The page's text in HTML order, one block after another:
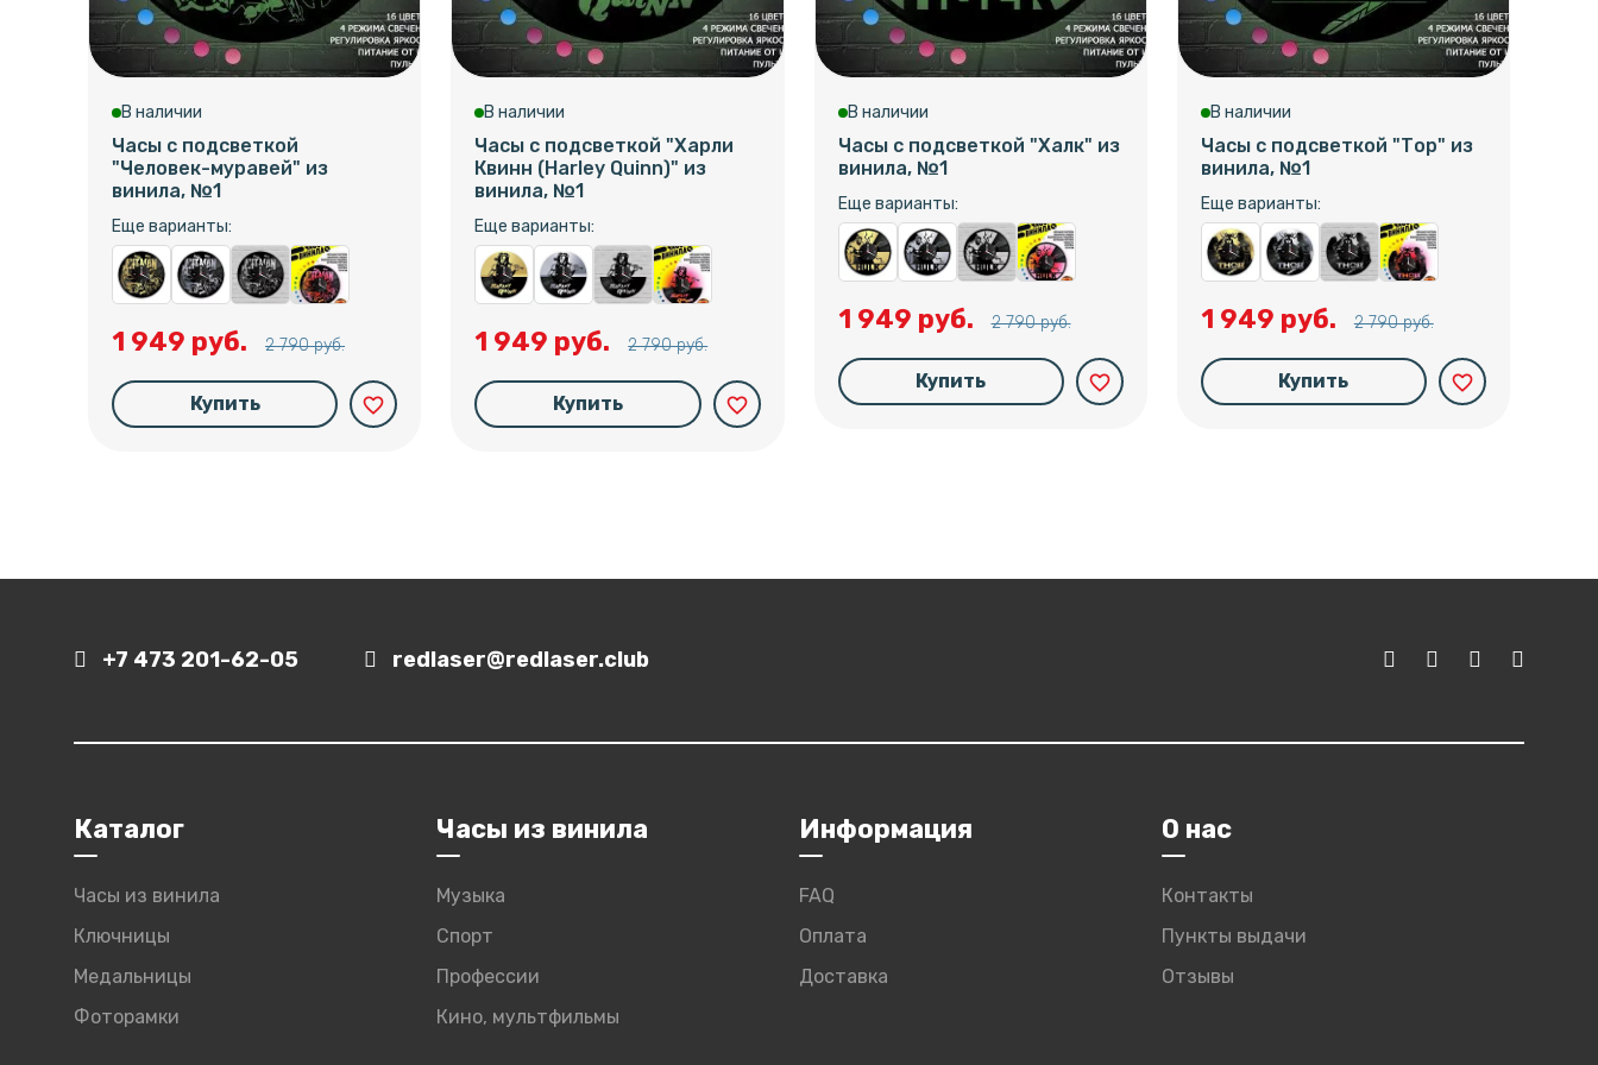
В наличии
Часы с подсветкой
"Человек-муравей" из
винила, №1
Еще варианты:
1 949 руб. 2 790 руб.
Купить favorite_border
В наличии
Часы с подсветкой "Харли
Квинн (Harley Quinn)" из
винила, №1
Еще варианты:
1 949 руб. 2 790 руб.
Купить favorite_border
В наличии
Часы с подсветкой "Халк" из
винила, №1
Еще варианты:
1 949 руб. 2 790 руб.
Купить favorite_border
В наличии
Часы с подсветкой "Тор" из
винила, №1
Еще варианты:
1 949 руб. 2 790 руб.
Купить favorite_border
+7 473 201-62-05 redlaser@redlaser.club
Каталог
Часы из винила
Ключницы
Медальницы
Фоторамки
Часы из винила
Музыка
Спорт
Профессии
Кино, мультфильмы
Информация
FAQ
Оплата
Доставка
О нас
Контакты
Пункты выдачи
Отзывы